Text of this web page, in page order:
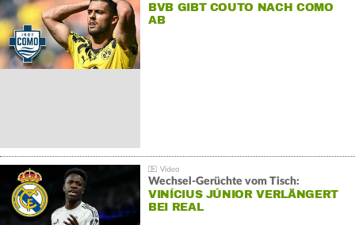
BVB GIBT COUTO NACH COMO
AB
Wechsel-Gerüchte vom Tisch:
VINÍCIUS JÚNIOR VERLÄNGERT
BEI REAL